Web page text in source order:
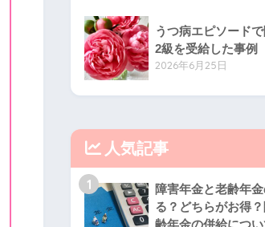
うつ病エピソード
2級を受給した事例
2026年6月25日
人気記事
1
障害年金と老齢年
る？どちらがお得
齢年金の併給につい